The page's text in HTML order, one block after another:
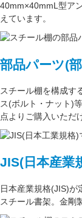
40mm×40mmL型ア
えています。
部品パーツ(
スチール棚を構成す
ス(ボルト・ナット)
点よりご購入いただ
JIS(日本産業
日本産業規格(JIS)が
スチール書架。金剛